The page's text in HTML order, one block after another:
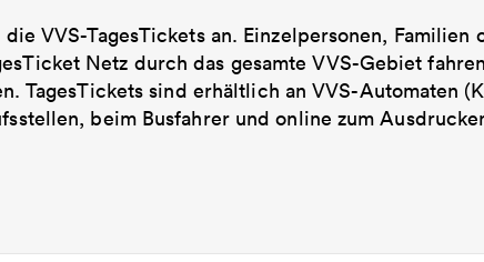
VVS-TagesTickets an. Einzelpersonen, Familien
Netz durch das gesamte VVS-Gebiet
TagesTickets sind erhältlich an VVS-Automaten
beim Busfahrer und online zum